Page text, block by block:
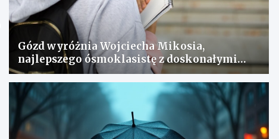
Gózd wyróżnia Wojciecha Mikosia,
najlepszego ósmoklasistę z doskonałymi
wynikami!